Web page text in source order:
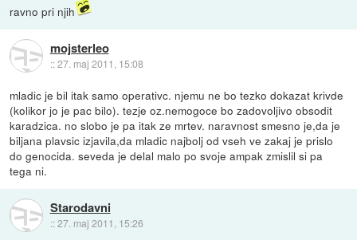
ravno pri njih
mojsterleo
::27. maj 2011, 15:08
mladic je bil itak samo operativc. njemu ne bo tezko dokazat krivde
(kolikor jo je pac bilo). tezje oz.nemogoce bo zadovoljivo obsodit
karadzica. no slobo je pa itak ze mrtev. naravnost smesno je,da je
biljana plavsic izjavila,da mladic najbolj od vseh ve zakaj je prislo
do genocida. seveda je delal malo po svoje ampak zmislil si pa
tega ni.
Starodavni
::27. maj 2011, 15:26